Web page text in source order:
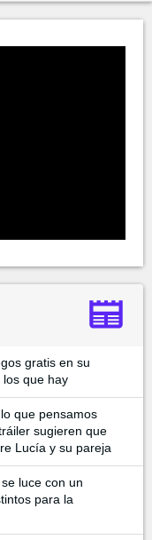
gratis en su
los que hay
que pensamos
sugieren que
Lucía y su pareja
luce con un
para la